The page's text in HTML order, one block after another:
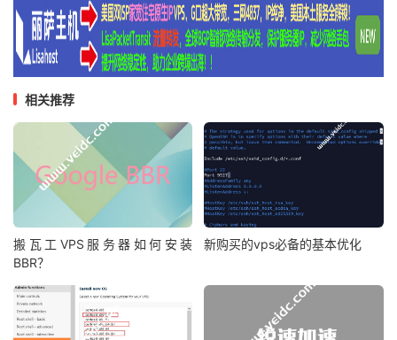
相关推荐
搬瓦工VPS服务器如何安装
BBR？
新购买的vps必备的基本优化